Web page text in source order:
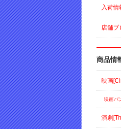
入荷情
店舗ブ
商品情
映画
映画パ
演劇